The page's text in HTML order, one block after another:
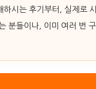
시는 후기부터, 실제로
분들이나, 이미 여러 번